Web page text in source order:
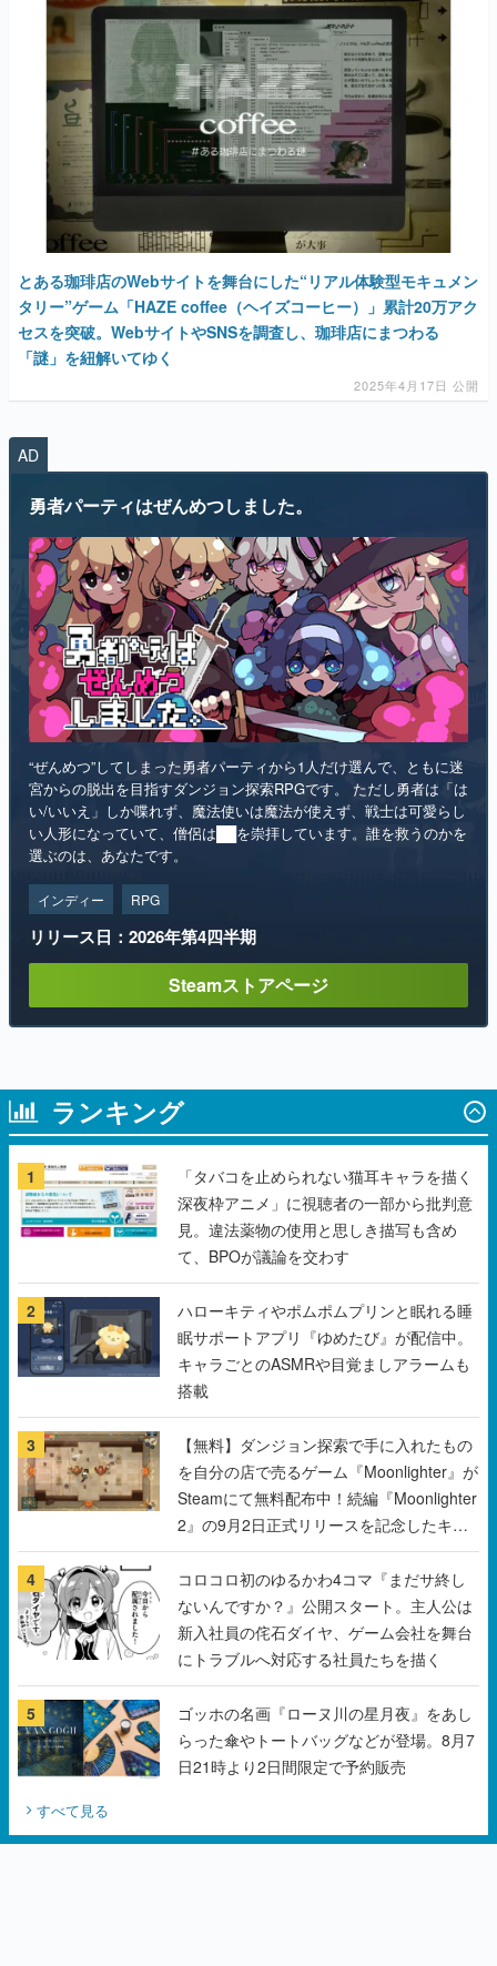
マンガ
女性向け
アプリレビュー
その他
電ファミニコゲーマーとは？
運営：株式会社マレ
とある珈琲店のWebサイトを舞台にした“リアル体験型モキュメン
タリー”ゲーム「HAZE coffee（ヘイズコーヒー）」累計20万アク
セスを突破。WebサイトやSNSを調査し、珈琲店にまつわる
「謎」を紐解いてゆく
2025年4月17日 公開
AD
勇者パーティはぜんめつしました。
“ぜんめつ”してしまった勇者パーティから1人だけ選んで、ともに迷
宮からの脱出を目指すダンジョン探索RPGです。 ただし勇者は「は
い/いいえ」しか喋れず、魔法使いは魔法が使えず、戦士は可愛らし
い人形になっていて、僧侶は██を崇拝しています。誰を救うのかを
選ぶのは、あなたです。
インディー RPG
リリース日：2026年第4四半期
Steamストアページ
ランキング
1
「タバコを止められない猫耳キャラを描く
深夜枠アニメ」に視聴者の一部から批判意
見。違法薬物の使用と思しき描写も含め
て、BPOが議論を交わす
2
ハローキティやポムポムプリンと眠れる睡
眠サポートアプリ『ゆめたび』が配信中。
キャラごとのASMRや目覚ましアラームも
搭載
3
【無料】ダンジョン探索で手に入れたもの
を自分の店で売るゲーム『Moonlighter』が
Steamにて無料配布中！続編『Moonlighter
2』の9月2日正式リリースを記念したキャ
ンペーン
4
コロコロ初のゆるかわ4コマ『まだサ終し
ないんですか？』公開スタート。主人公は
新入社員の侘石ダイヤ、ゲーム会社を舞台
にトラブルへ対応する社員たちを描く
5
ゴッホの名画『ローヌ川の星月夜』をあし
らった傘やトートバッグなどが登場。8月7
日21時より2日間限定で予約販売
すべて見る